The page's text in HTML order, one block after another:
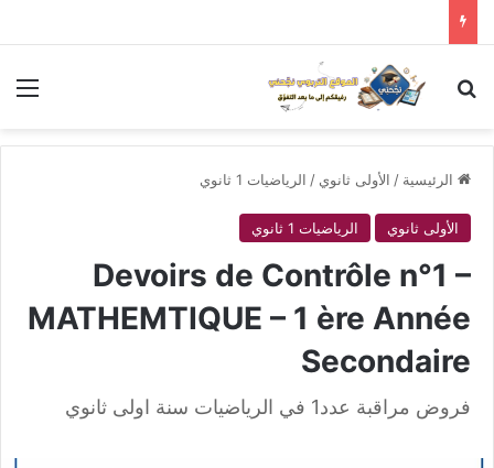
بحث عن
الرئيسية / الأولى ثانوي / الرياضيات 1 ثانوي
الأولى ثانوي الرياضيات 1 ثانوي
Devoirs de Contrôle n°1 –
MATHEMTIQUE – 1 ère Année
Secondaire
فروض مراقبة عدد1 في الرياضيات سنة اولى ثانوي